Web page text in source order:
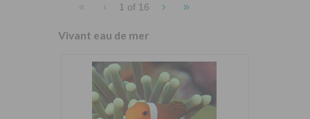
« ‹ 1 of 16 › »
Vivant eau de mer